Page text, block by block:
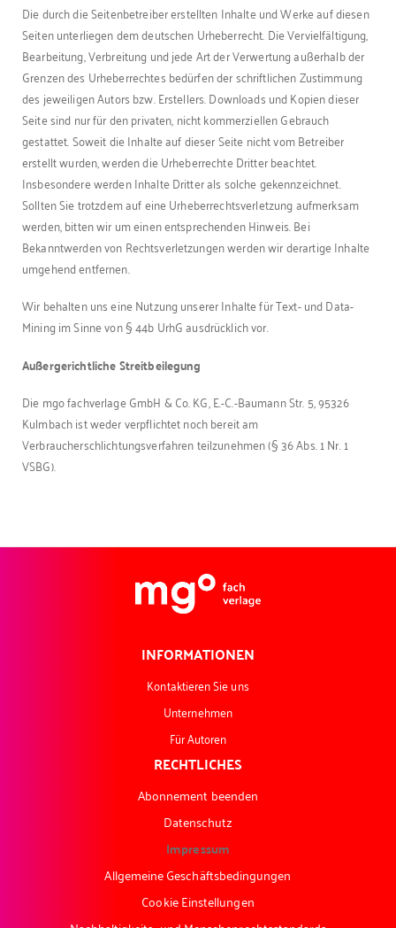
Die durch die Seitenbetreiber erstellten Inhalte und Werke auf diesen
Seiten unterliegen dem deutschen Urheberrecht. Die Vervielfältigung,
Bearbeitung, Verbreitung und jede Art der Verwertung außerhalb der
Grenzen des Urheberrechtes bedürfen der schriftlichen Zustimmung
des jeweiligen Autors bzw. Erstellers. Downloads und Kopien dieser
Seite sind nur für den privaten, nicht kommerziellen Gebrauch
gestattet. Soweit die Inhalte auf dieser Seite nicht vom Betreiber
erstellt wurden, werden die Urheberrechte Dritter beachtet.
Insbesondere werden Inhalte Dritter als solche gekennzeichnet.
Sollten Sie trotzdem auf eine Urheberrechtsverletzung aufmerksam
werden, bitten wir um einen entsprechenden Hinweis. Bei
Bekanntwerden von Rechtsverletzungen werden wir derartige Inhalte
umgehend entfernen.
Wir behalten uns eine Nutzung unserer Inhalte für Text- und Data-
Mining im Sinne von § 44b UrhG ausdrücklich vor.
Außergerichtliche Streitbeilegung
Die mgo fachverlage GmbH & Co. KG, E.-C.-Baumann Str. 5, 95326
Kulmbach ist weder verpflichtet noch bereit am
Verbraucherschlichtungsverfahren teilzunehmen (§ 36 Abs. 1 Nr. 1
VSBG).
INFORMATIONEN
Kontaktieren Sie uns
Unternehmen
Für Autoren
RECHTLICHES
Abonnement beenden
Datenschutz
Impressum
Allgemeine Geschäftsbedingungen
Cookie Einstellungen